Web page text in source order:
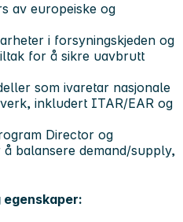
av europeiske og
i forsyningskjeden og
for å sikre uavbrutt
som ivaretar nasjonale
inkludert ITAR/EAR og
Director og
balansere demand/supply,